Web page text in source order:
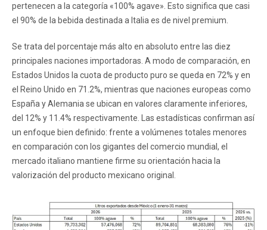
pertenecen a la categoría «100% agave». Esto significa que casi
el 90% de la bebida destinada a Italia es de nivel premium.
Se trata del porcentaje más alto en absoluto entre las diez
principales naciones importadoras. A modo de comparación, en
Estados Unidos la cuota de producto puro se queda en 72% y en
el Reino Unido en 71.2%, mientras que naciones europeas como
España y Alemania se ubican en valores claramente inferiores,
del 12% y 11.4% respectivamente. Las estadísticas confirman así
un enfoque bien definido: frente a volúmenes totales menores
en comparación con los gigantes del comercio mundial, el
mercado italiano mantiene firme su orientación hacia la
valorización del producto mexicano original.